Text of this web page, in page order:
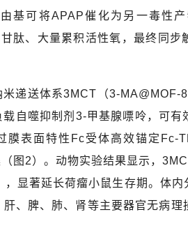
基可将APAP催化为另一毒性产
肽、大量累积活性氧，最终同步
米递送体系3MCT （3-MA@MOF-
自噬抑制剂 3-甲基腺嘌呤，可有
膜表面特性 Fc受体高效锚定 Fc-
图 2）。动物实验结果显示，
，
显著延长荷瘤小鼠生存期。体
、脾、肺、肾等主要器官无病理